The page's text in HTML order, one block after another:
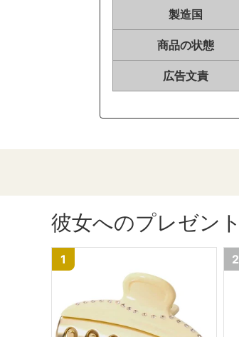
製造国
商品の状態
広告文責
彼女へのプレゼント
1 2